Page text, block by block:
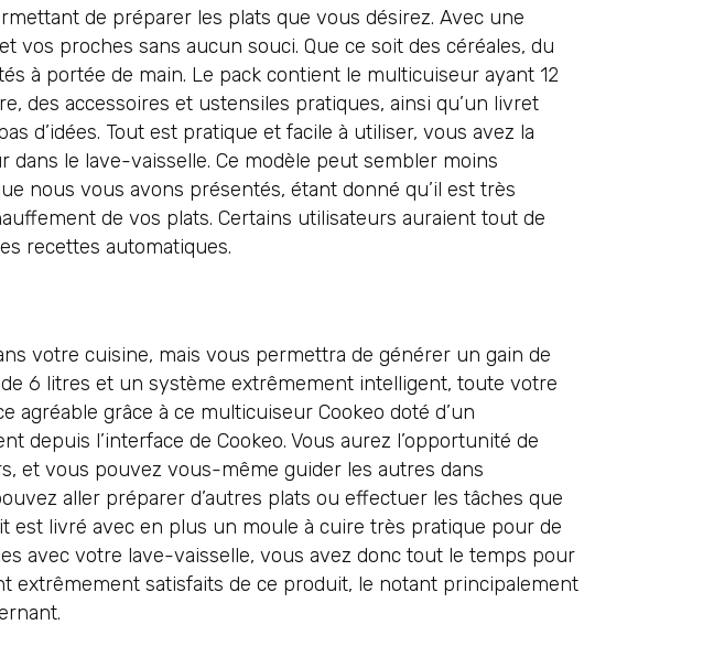
de préparer les plats que vous désirez. Avec une
proches sans aucun souci. Que ce soit des céréales, du
à portée de main. Le pack contient le multicuiseur ayant 12
des accessoires et ustensiles pratiques, ainsi qu’un livret
d’idées. Tout est pratique et facile à utiliser, vous avez la
le lave-vaisselle. Ce modèle peut sembler moins
nous vous avons présentés, étant donné qu’il est très
de vos plats. Certains utilisateurs auraient tout de
recettes automatiques.
votre cuisine, mais vous permettra de générer un gain de
6 litres et un système extrêmement intelligent, toute votre
grâce à ce multicuiseur Cookeo doté d’un
l’interface de Cookeo. Vous aurez l’opportunité de
et vous pouvez vous-même guider les autres dans
aller préparer d’autres plats ou effectuer les tâches que
est livré avec en plus un moule à cuire très pratique pour de
avec votre lave-vaisselle, vous avez donc tout le temps pour
extrêmement satisfaits de ce produit, le notant principalement